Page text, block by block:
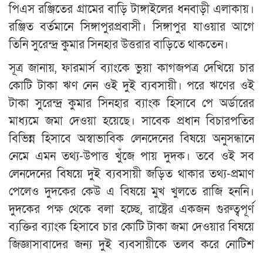
পিএস রঞ্জিতের গ্রামের বাড়ি টাঙ্গাইলের ধনবাড়ী এলাকায়।
রঞ্জিত বর্তমানে সিঙ্গাপুরপ্রবাসী। সিঙ্গাপুর যাওয়ার আগে
তিনি সুরেন্দ্র কুমার সিনহার উত্তরার বাড়িতে থাকতেন।
সূত্র জানায়, ফারমার্স ব্যাংকে ভুয়া কাগজপত্র দেখিয়ে চার
কোটি টাকা ঋণ নেন ওই দুই ব্যবসায়ী। পরে ঋণের ওই
টাকা সুরেন্দ্র কুমার সিনহার ব্যাংক হিসাবে পে অর্ডারের
মাধ্যমে জমা দেওয়া হয়েছে। সাবেক প্রধান বিচারপতির
বিভিন্ন হিসাবে অস্বাভাবিক লেনদেনের বিষয়ে অনুসন্ধানে
নেমে এমন তথ্য-উপাত্ত খুঁজে পায় দুদক। তবে ওই সব
লেনদেনের বিষয়ে দুই ব্যবসায়ী জড়িত থাকার তথ্য-প্রমাণ
পেলেও দুদকের কেউ এ বিষয়ে মুখ খুলতে রাজি হননি।
দুদকের পক্ষ থেকে বলা হচ্ছে, রাষ্ট্রের একজন গুরুত্বপূর্ণ
ব্যক্তির ব্যাংক হিসাবে চার কোটি টাকা জমা দেওয়ার বিষয়ে
জিজ্ঞাসাবাদের জন্য দুই ব্যবসায়ীকে তলব করে নোটিশ